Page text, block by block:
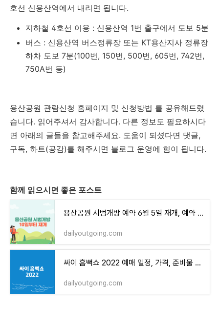
호선 신용산역에서 내리면 됩니다.
지하철 4호선 이용 : 신용산역 1번 출구에서 도보 5분
버스 : 신용산역 버스정류장 또는 KT용산지사 정류장
하차 도보 7분(100번, 150번, 500번, 605번, 742번,
750A번 등)
용산공원 관람신청 홈페이지 및 신청방법 를 공유해드렸
습니다. 읽어주셔서 감사합니다. 다른 정보도 필요하시다
면 아래의 글들을 참고해주세요. 도움이 되셨다면 댓글,
구독, 하트(공감)를 해주시면 블로그 운영에 힘이 됩니다.
함께 읽으시면 좋은 포스트
용산공원 시범개방 예약 6월 5일 재개, 예약 방법은?
dailyoutgoing.com
싸이 흠뻑쇼 2022 예매 일정, 가격, 준비물 안내
dailyoutgoing.com